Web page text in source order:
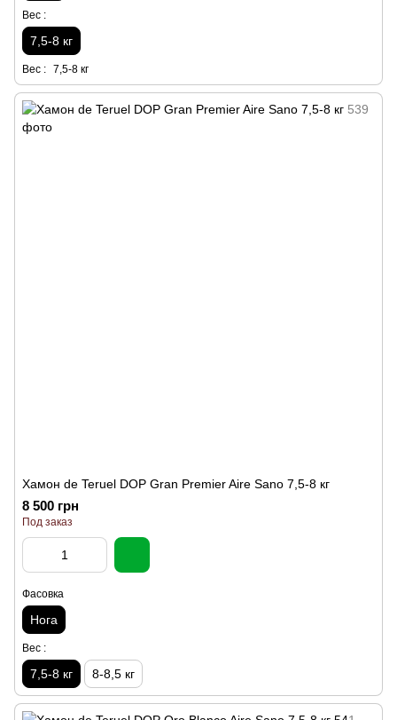
Вес :
7,5-8 кг
Вес : 7,5-8 кг
Хамон de Teruel DOP Gran Premier Aire Sano 7,5-8 кг
8 500 грн
Под заказ
Фасовка
Нога
Вес :
7,5-8 кг 8-8,5 кг